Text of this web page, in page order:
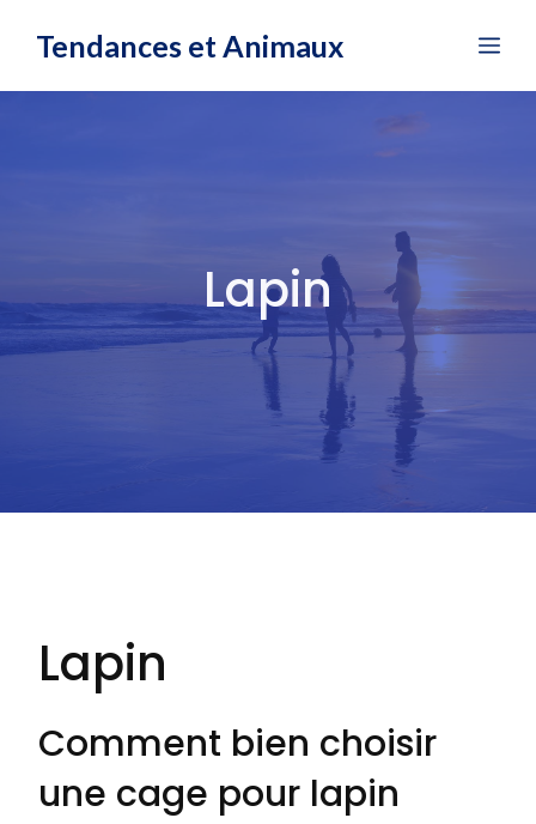
Tendances et Animaux
Lapin
Lapin
Comment bien choisir
une cage pour lapin